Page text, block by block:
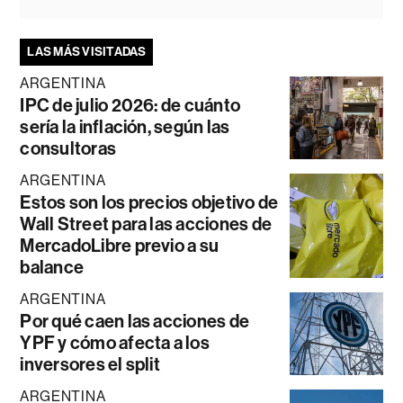
LAS MÁS VISITADAS
ARGENTINA
IPC de julio 2026: de cuánto
sería la inflación, según las
consultoras
ARGENTINA
Estos son los precios objetivo de
Wall Street para las acciones de
MercadoLibre previo a su
balance
ARGENTINA
Por qué caen las acciones de
YPF y cómo afecta a los
inversores el split
ARGENTINA